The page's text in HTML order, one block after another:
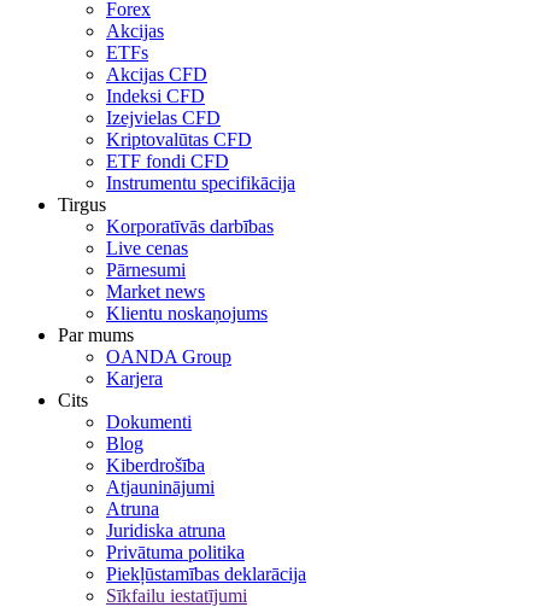
Forex
Akcijas
ETFs
Akcijas CFD
Indeksi CFD
Izejvielas CFD
Kriptovalūtas CFD
ETF fondi CFD
Instrumentu specifikācija
Tirgus
Korporatīvās darbības
Live cenas
Pārnesumi
Market news
Klientu noskaņojums
Par mums
OANDA Group
Karjera
Cits
Dokumenti
Blog
Kiberdrošība
Atjauninājumi
Atruna
Juridiska atruna
Privātuma politika
Piekļūstamības deklarācija
Sīkfailu iestatījumi